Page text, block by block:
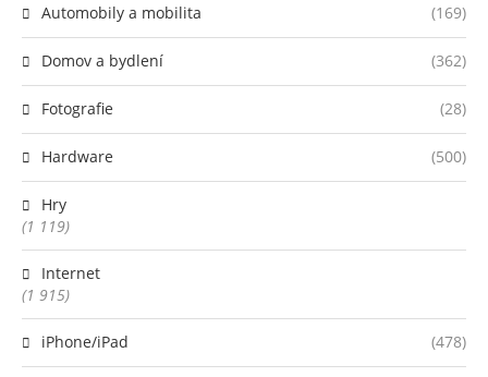
Automobily a mobilita (169)
Domov a bydlení (362)
Fotografie (28)
Hardware (500)
Hry
(1 119)
Internet
(1 915)
iPhone/iPad (478)